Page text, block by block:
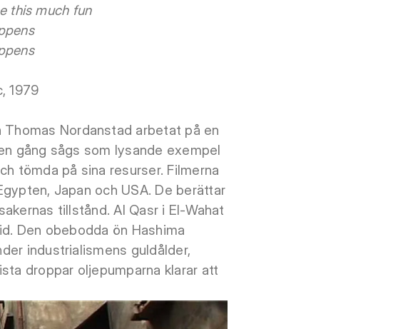
this much fun
1979
Nordanstad arbetat på en
gång sågs som lysande exempel
tömda på sina resurser. Filmerna
Japan och USA. De berättar
tillstånd. Al Qasr i El-Wahat
Den obebodda ön Hashima
industrialismens guldålder,
droppar oljepumparna klarar att